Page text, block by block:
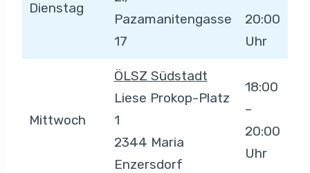
Dienstag
Pazamanitengasse
17
20:00
Uhr
Mittwoch
ÖLSZ Südstadt
Liese Prokop-Platz
1
2344 Maria
Enzersdorf
18:00
–
20:00
Uhr